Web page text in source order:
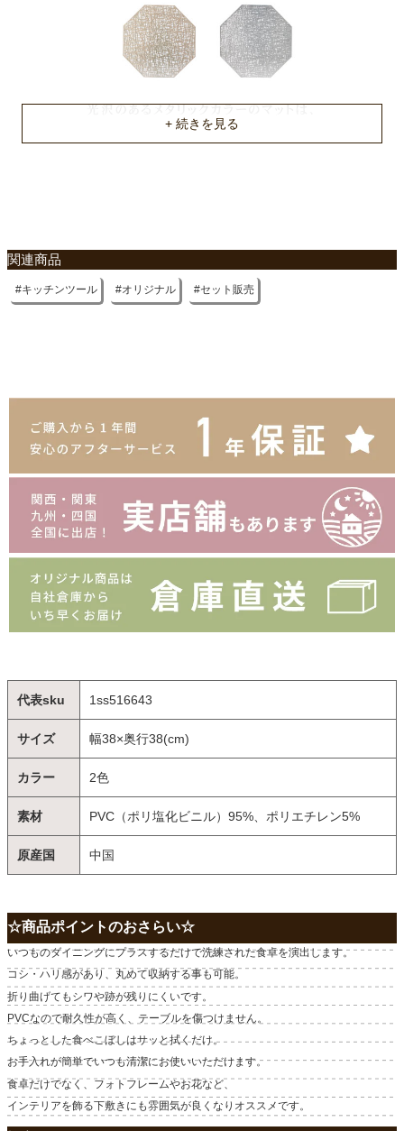
関連商品
キッチンツール オリジナル セット販売
代表sku 1ss516643
サイズ 幅38×奥行38(cm)
カラー 2色
素材 PVC（ポリ塩化ビニル）95%、ポリエチレン5%
原産国 中国
☆商品ポイントのおさらい☆
いつものダイニングにプラスするだけで洗練された食卓を演出します。
コシ・ハリ感があり、丸めて収納する事も可能。
折り曲げてもシワや跡が残りにくいです。
PVCなので耐久性が高く、テーブルを傷つけません。
ちょっとした食べこぼしはサッと拭くだけ。
お手入れが簡単でいつも清潔にお使いいただけます。
食卓だけでなく、フォトフレームやお花など、
インテリアを飾る下敷きにも雰囲気が良くなりオススメです。